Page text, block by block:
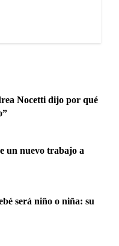
Nocetti dijo por qué
un nuevo trabajo a
será niño o niña: su